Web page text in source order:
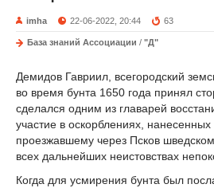
imha 22-06-2022, 20:44 63
База знаний Ассоциации / "Д"
Демидов Гавриил, всегородский
во время бунта 1650 года принял
сделался одним из главарей
участие в оскорблениях,
проезжавшему через Псков
всех дальнейших неистовствах
Когда для усмирения бунта был